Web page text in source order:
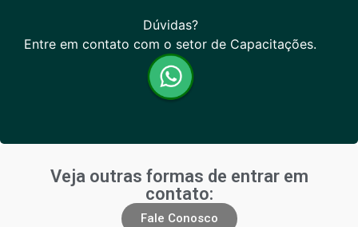
Dúvidas?
Entre em contato com o setor de Capacitações.
Veja outras formas de entrar em
contato:
Fale Conosco